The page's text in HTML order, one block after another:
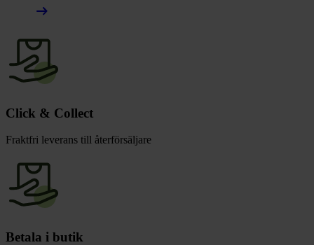
arrow_right_alt
Click & Collect
Fraktfri leverans till återförsäljare
Betala i butik